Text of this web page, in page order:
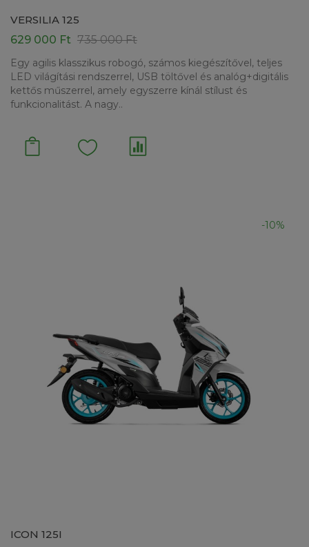
VERSILIA 125
629 000 Ft 735 000 Ft
Egy agilis klasszikus robogó, számos kiegészítővel, teljes
LED világítási rendszerrel, USB töltővel és analóg+digitális
kettős műszerrel, amely egyszerre kínál stílust és
funkcionalitást. A nagy..
-10%
ICON 125I